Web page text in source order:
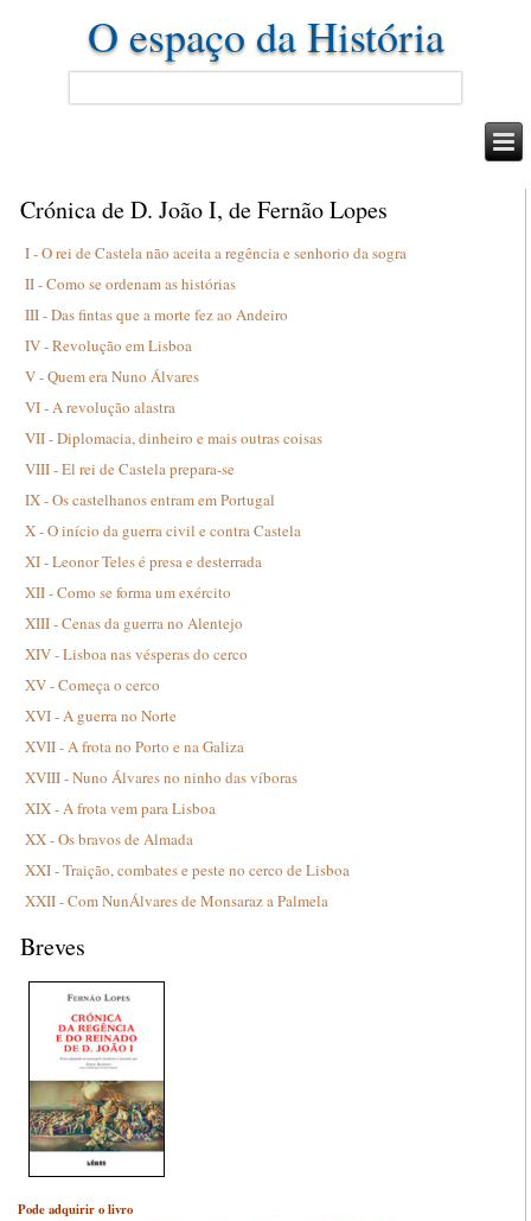
O espaço da História
Crónica de D. João I, de Fernão Lopes
I - O rei de Castela não aceita a regência e senhorio da sogra
II - Como se ordenam as histórias
III - Das fintas que a morte fez ao Andeiro
IV - Revolução em Lisboa
V - Quem era Nuno Álvares
VI - A revolução alastra
VII - Diplomacia, dinheiro e mais outras coisas
VIII - El rei de Castela prepara-se
IX - Os castelhanos entram em Portugal
X - O início da guerra civil e contra Castela
XI - Leonor Teles é presa e desterrada
XII - Como se forma um exército
XIII - Cenas da guerra no Alentejo
XIV - Lisboa nas vésperas do cerco
XV - Começa o cerco
XVI - A guerra no Norte
XVII - A frota no Porto e na Galiza
XVIII - Nuno Álvares no ninho das víboras
XIX - A frota vem para Lisboa
XX - Os bravos de Almada
XXI - Traição, combates e peste no cerco de Lisboa
XXII - Com NunÁlvares de Monsaraz a Palmela
Breves
Pode adquirir o livro